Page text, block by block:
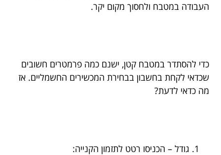
העבודה במטבח ולחסוך מקום יקר.
כדי להסתדר במטבח קטן, ישנם כמה פרמטרים חשובים
שכדאי לקחת בחשבון בבחירת המכשירים החשמליים. אז
מה כדאי לדעת?
גודל – הכניסו רטט לתזמון הקנייה: